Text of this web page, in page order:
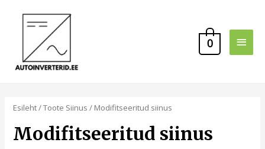
0
Esileht/ Toote Siinus / Modifitseeritud siinus
Modifitseeritud siinus